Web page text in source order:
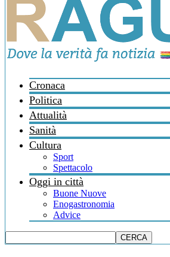
Cronaca
Politica
Attualità
Sanità
Cultura
Sport
Spettacolo
Oggi in città
Buone Nuove
Enogastronomia
Advice